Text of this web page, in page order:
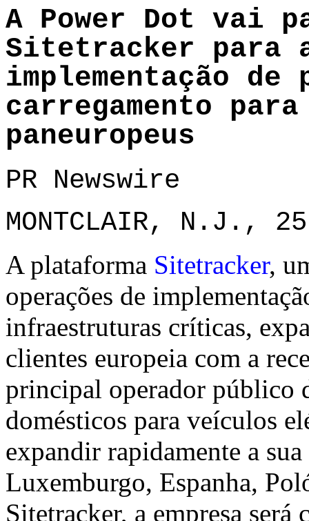
A Power Dot vai
Sitetracker para
implementação de
carregamento
paneuropeus
PR Newswire
MONTCLAIR, N.J.,
A plataforma Sitetracker,
operações de
infraestruturas críticas,
clientes europeia com a
principal operador público
domésticos para veículos
expandir rapidamente a
Luxemburgo, Espanha,
Sitetracker, a empresa será